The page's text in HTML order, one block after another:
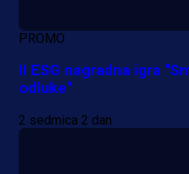
PROMO
II ESG nagradna igra
odluke"
2 sedmica 2 dan